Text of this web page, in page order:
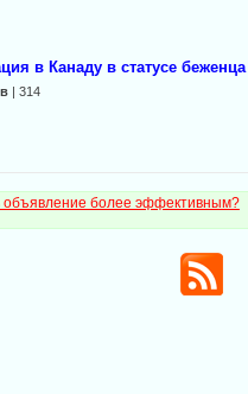
в Канаду в статусе беженца
| 314
объявление более эффективным?